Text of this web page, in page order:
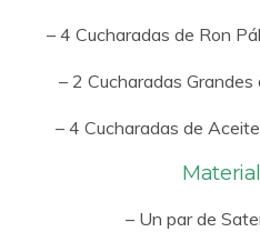
– 4 Cucharadas de Ron
– 2 Cucharadas
– 4 Cucharadas de
– Un par de